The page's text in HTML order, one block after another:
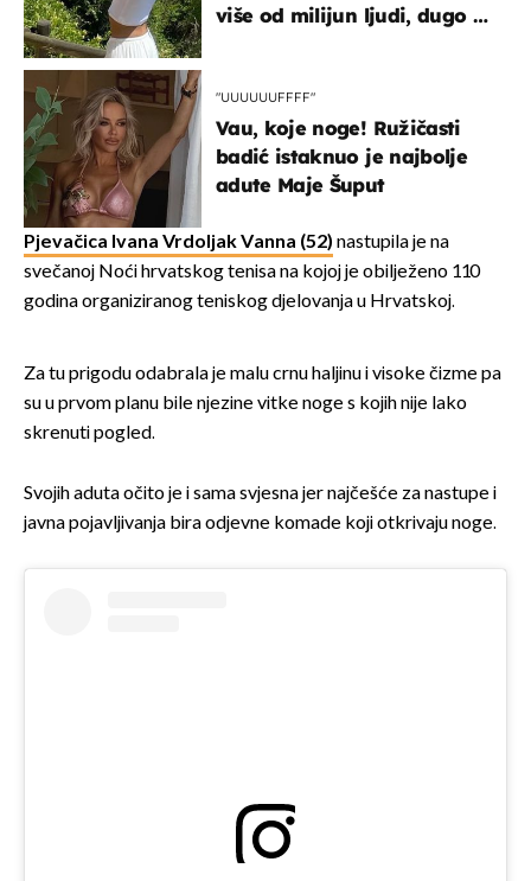
više od milijun ljudi, dugo se
"UUUUUUFFFF"
Vau, koje noge! Ružičasti
badić istaknuo je najbolje
adute Maje Šuput
Pjevačica Ivana Vrdoljak Vanna (52) nastupila je na
svečanoj Noći hrvatskog tenisa na kojoj je obilježeno 110
godina organiziranog teniskog djelovanja u Hrvatskoj.
Za tu prigodu odabrala je malu crnu haljinu i visoke čizme pa
su u prvom planu bile njezine vitke noge s kojih nije lako
skrenuti pogled.
Svojih aduta očito je i sama svjesna jer najčešće za nastupe i
javna pojavljivanja bira odjevne komade koji otkrivaju noge.